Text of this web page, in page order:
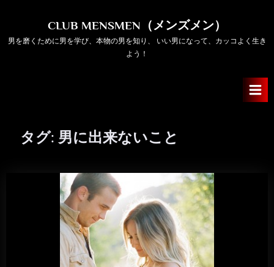
content
CLUB MENSMEN（メンズメン）
男を磨くために男を学び、本物の男を知り、 いい男になって、カッコよく生き
よう！
タグ: 男に出来ないこと